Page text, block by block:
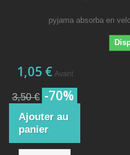
pyjama absorba en
1,05 € Avant
3,50 € -70%
Ajouter au
panier